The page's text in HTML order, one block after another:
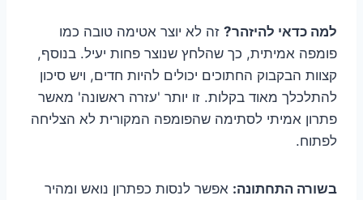
למה כדאי להיזהר? זה לא יוצר אטימה טובה כמו
פומפה אמיתית, כך שהלחץ שנוצר פחות יעיל. בנוסף,
קצוות הבקבוק החתוכים יכולים להיות חדים, ויש סיכון
להתלכלך מאוד בקלות. זו יותר 'עזרה ראשונה' מאשר
פתרון אמיתי לסתימה שהפומפה המקורית לא הצליחה
לפתוח.
בשורה התחתונה: אפשר לנסות כפתרון נואש ומהיר